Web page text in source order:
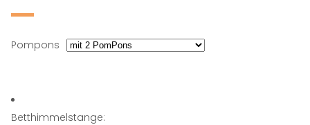
Pompons
Betthimmelstange: